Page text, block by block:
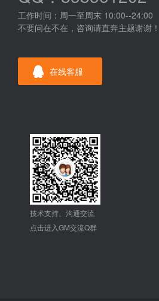
工作时间：周一至周末 10:00--24:00
不要问在不在，咨询请直奔主题谢谢！
在线客服
技术支持、沟通交流
点击进入GM交流Q群